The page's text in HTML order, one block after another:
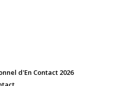
d'En Contact 2026